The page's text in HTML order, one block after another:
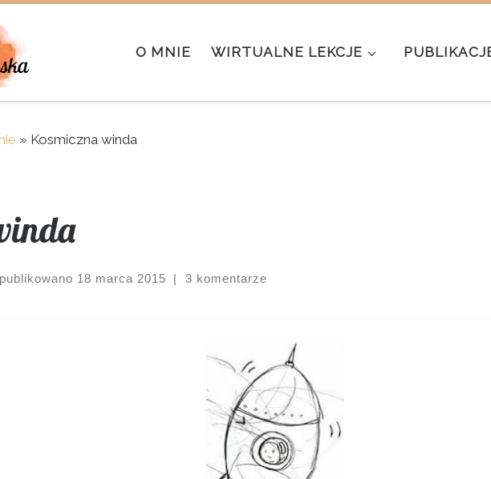
O MNIE WIRTUALNE LEKCJE
» Kosmiczna winda
18 marca 2015 | 3 komentarze